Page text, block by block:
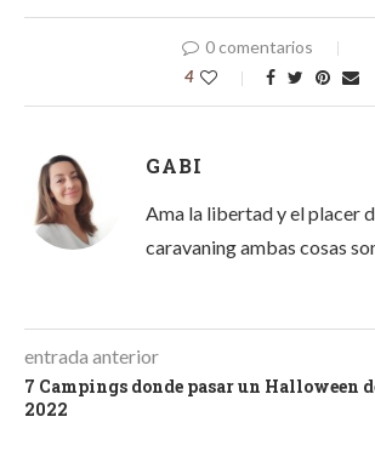
0 comentarios
4
GABI
Ama la libertad y el placer
caravaning ambas cosas
entrada anterior
7 Campings donde pasar un Halloween
2022